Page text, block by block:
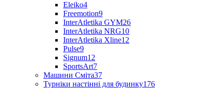
Eleiko4
Freemotion9
InterAtletika GYM26
InterAtletika NRG10
InterAtletika Xline12
Pulse9
Signum12
SportsArt7
Машини Сміта37
Турніки настінні для будинку176